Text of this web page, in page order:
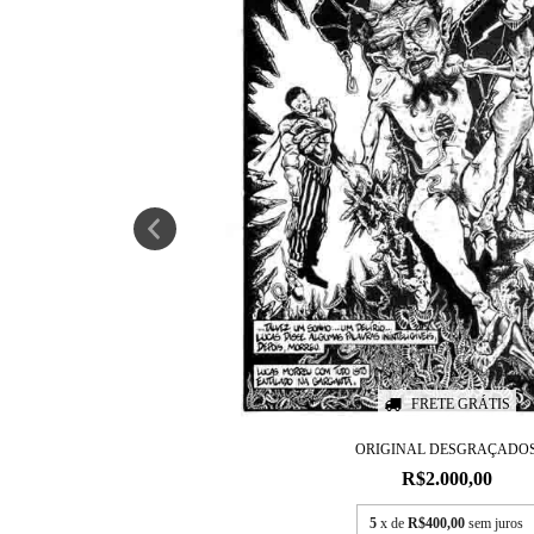
FRETE GRÁTIS
ORIGINAL
R$2.000,00
5 x de R$400,00 sem juros